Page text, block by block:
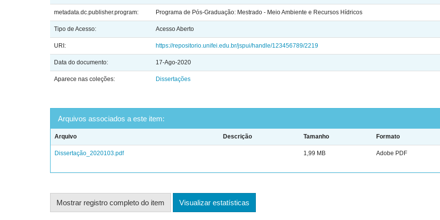
metadata.dc.publisher.program: Programa de Pós-Graduação: Mestrado - Meio Ambiente e Recursos Hídricos
Tipo de Acesso: Acesso Aberto
URI: https://repositorio.unifei.edu.br/jspui/handle/123456789/2219
Data do documento: 17-Ago-2020
Aparece nas coleções: Dissertações
Arquivos associados a este item:
Arquivo Descrição Tamanho Formato
Dissertação_2020103.pdf 1,99 MB Adobe PDF
Mostrar registro completo do item Visualizar estatísticas